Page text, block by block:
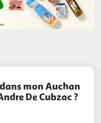
mon Auchan
De Cubzac ?